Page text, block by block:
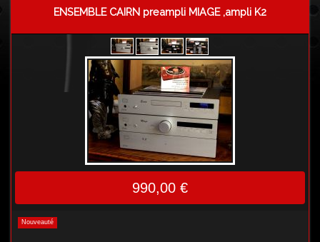
ENSEMBLE CAIRN preampli MIAGE ,ampli K2
990,00 €
Nouveauté